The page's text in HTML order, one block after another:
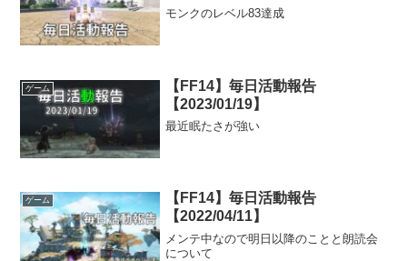
モンクのレベル83達成
ゲーム
【FF14】毎日活動報告
【2023/01/19】
最近眠たさが強い
ゲーム
【FF14】毎日活動報告
【2022/04/11】
メンテ中なので明日以降のことと朗読会
について